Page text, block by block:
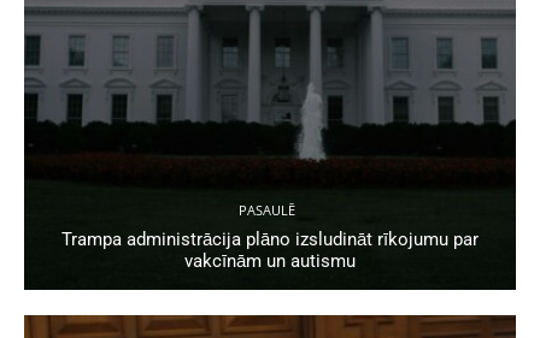
PASAULĒ
Trampa administrācija plāno izsludināt rīkojumu par
vakcīnām un autismu